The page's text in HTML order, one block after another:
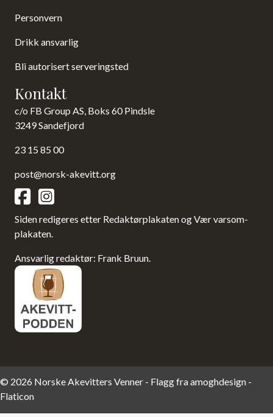
Personvern
Drikk ansvarlig
Bli autorisert serveringsted
Kontakt
c/o FB Group AS, Boks 60 Pindsle
3249 Sandefjord
23 15 85 00
post@norsk-akevitt.org
Siden redigeres etter Redaktørplakaten og Vær varsom-
plakaten.
Ansvarlig redaktør: Frank Bruun.
© 2026 Norske Akevitters Venner - Flagg fraamoghdesign -
Flaticon